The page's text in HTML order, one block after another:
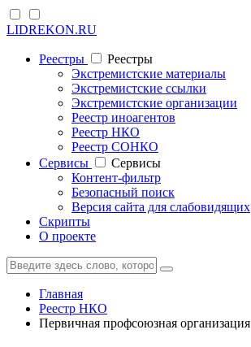
LIDREKON.RU
Реестры
Реестры
Экстремистские материалы
Экстремистские ссылки
Экстремистские организации
Реестр иноагентов
Реестр НКО
Реестр СОНКО
Cервисы
Cервисы
Контент-фильтр
Безопасный поиск
Версия сайта для слабовидящих
Скрипты
О проекте
Главная
Реестр НКО
Первичная профсоюзная организация